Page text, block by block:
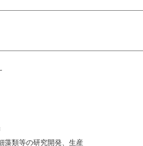
藻類等の研究開発、生産